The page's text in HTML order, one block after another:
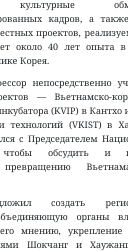
культурные
кадров, а
проектов,
около 40 лет опыта в
Корея.
непосредственно
— Вьетнамско-
(KVIP) в Кантхо
технологий (VKIST) в
с Председателем
обсудить и
превращению
создать
органы
мнению, укрепление
Шокчанг и Хаужанг